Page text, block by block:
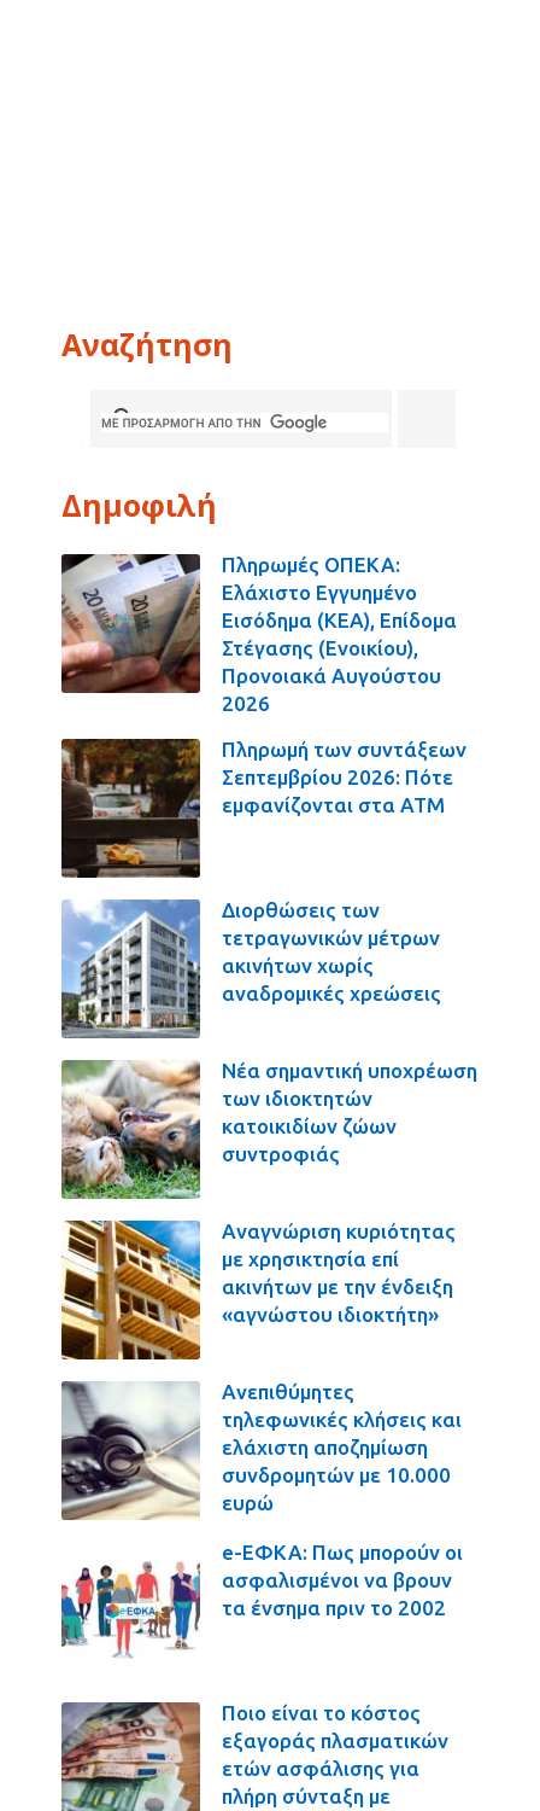
Αναζήτηση
Δημοφιλή
Πληρωμές ΟΠΕΚΑ:
Ελάχιστο Εγγυημένο
Εισόδημα (ΚΕΑ), Επίδομα
Στέγασης (Ενοικίου),
Προνοιακά Αυγούστου
2026
Πληρωμή των συντάξεων
Σεπτεμβρίου 2026: Πότε
εμφανίζονται στα ΑΤΜ
Διορθώσεις των
τετραγωνικών μέτρων
ακινήτων χωρίς
αναδρομικές χρεώσεις
Νέα σημαντική υποχρέωση
των ιδιοκτητών
κατοικιδίων ζώων
συντροφιάς
Αναγνώριση κυριότητας
με χρησικτησία επί
ακινήτων με την ένδειξη
«αγνώστου ιδιοκτήτη»
Ανεπιθύμητες
τηλεφωνικές κλήσεις και
ελάχιστη αποζημίωση
συνδρομητών με 10.000
ευρώ
e-ΕΦΚΑ: Πως μπορούν οι
ασφαλισμένοι να βρουν
τα ένσημα πριν το 2002
Ποιο είναι το κόστος
εξαγοράς πλασματικών
ετών ασφάλισης για
πλήρη σύνταξη με